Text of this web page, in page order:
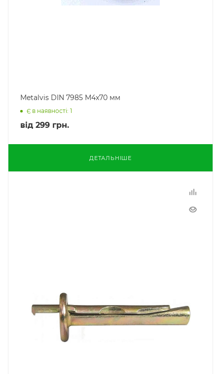
Metalvis DIN 7985 M4x70 мм
Є в наявності: 1
від 299 грн.
ДЕТАЛЬНІШЕ